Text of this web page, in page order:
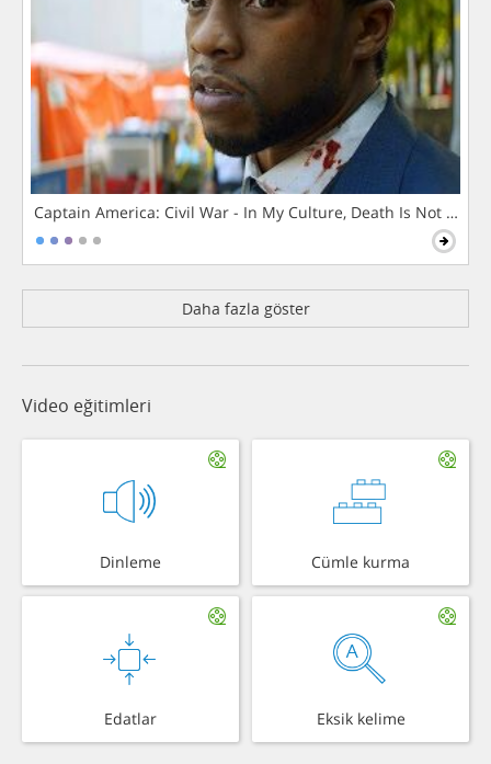
Captain America: Civil War - In My Culture, Death Is Not The
Daha fazla göster
Video eğitimleri
Dinleme Cümle kurma
Edatlar Eksik kelime